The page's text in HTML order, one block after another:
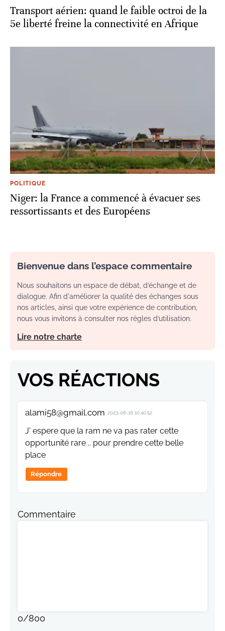
Transport aérien: quand le faible octroi de la
5e liberté freine la connectivité en Afrique
POLITIQUE
Niger: la France a commencé à évacuer ses
ressortissants et des Européens
Bienvenue dans l’espace commentaire
Nous souhaitons un espace de débat, d’échange et de
dialogue. Afin d'améliorer la qualité des échanges sous
nos articles, ainsi que votre expérience de contribution,
nous vous invitons à consulter nos règles d’utilisation.
Lire notre charte
VOS RÉACTIONS
alami58@gmail.com 2023-08-18 10:40:52
J' espere que la ram ne va pas rater cette
opportunité rare .. pour prendre cette belle
place
Répondre
Commentaire
0/800